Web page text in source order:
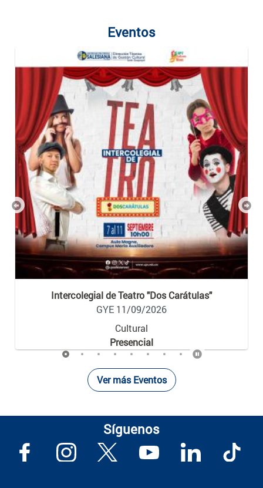
Eventos
Intercolegial de Teatro "Dos Carátulas"
GYE 11/09/2026
Cultural
Presencial
Previous
Ver más Eventos
Síguenos